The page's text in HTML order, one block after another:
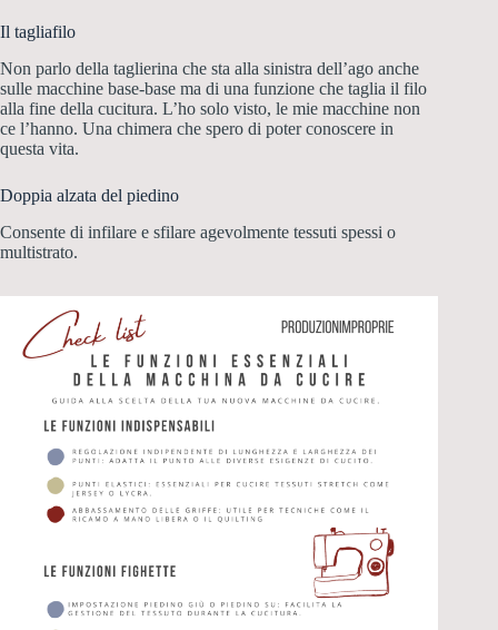
Il tagliafilo
Non parlo della taglierina che sta alla sinistra dell’ago anche
sulle macchine base-base ma di una funzione che taglia il filo
alla fine della cucitura. L’ho solo visto, le mie macchine non
ce l’hanno. Una chimera che spero di poter conoscere in
questa vita.
Doppia alzata del piedino
Consente di infilare e sfilare agevolmente tessuti spessi o
multistrato.